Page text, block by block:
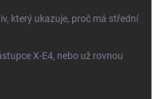
který ukazuje, proč má střední
X-E4, nebo už rovnou